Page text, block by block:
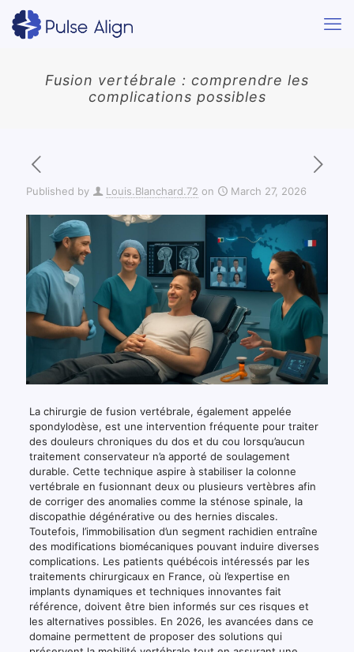
Fusion vertébrale : comprendre les
complications possibles
Published by Louis.Blanchard.72 on March 27, 2026
La chirurgie de fusion vertébrale, également appelée
spondylodèse, est une intervention fréquente pour traiter
des douleurs chroniques du dos et du cou lorsqu’aucun
traitement conservateur n’a apporté de soulagement
durable. Cette technique aspire à stabiliser la colonne
vertébrale en fusionnant deux ou plusieurs vertèbres afin
de corriger des anomalies comme la sténose spinale, la
discopathie dégénérative ou des hernies discales.
Toutefois, l’immobilisation d’un segment rachidien entraîne
des modifications biomécaniques pouvant induire diverses
complications. Les patients québécois intéressés par les
traitements chirurgicaux en France, où l’expertise en
implants dynamiques et techniques innovantes fait
référence, doivent être bien informés sur ces risques et
les alternatives possibles. En 2026, les avancées dans ce
domaine permettent de proposer des solutions qui